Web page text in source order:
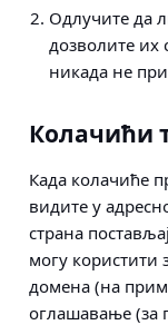
Одлучите да
дозволите их
никада не
Колачићи
Када колачиће
видите у
страна
могу користити
домена (на
оглашавање (за